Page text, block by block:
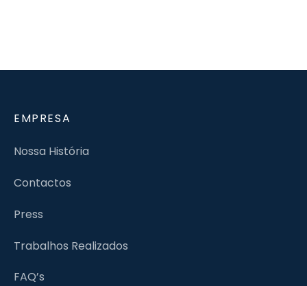
EMPRESA
Nossa História
Contactos
Press
Trabalhos Realizados
FAQ’s